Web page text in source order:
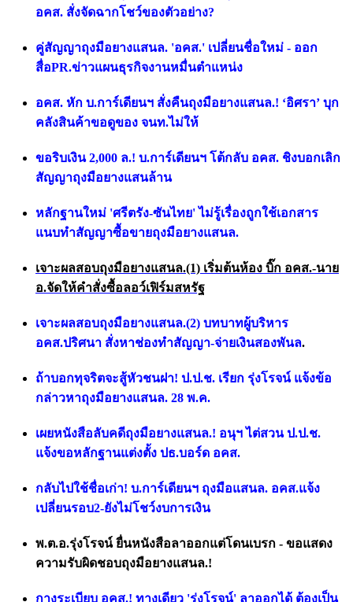
อคส. สั่งจัดฉากโชว์ของตัวอย่าง?
คู่สัญญาถุงมือยางแสนล. 'อคส.' เปลี่ยนชื่อใหม่ - ออก
สื่อPR.ข่าวแผนธุรกิจงานหมื่นตำแหน่ง
อคส. หัก บ.การ์เดียนฯ สั่งคืนถุงมือยางแสนล.! ‘อิศรา’ บุก
คลังสินค้าขอดูของ จนท.ไม่ให้
ขอริบเงิน 2,000 ล.! บ.การ์เดียนฯ โต้กลับ อคส. ชิงบอกเลิก
สัญญาถุงมือยางแสนล้าน
หลักฐานใหม่ 'ศรีตรัง-ซันไทย' ไม่รู้เรื่องถูกใช้เอกสาร
แนบทำสัญญาซื้อขายถุงมือยางแสนล.
เจาะผลสอบถุงมือยางแสนล.(1) เริ่มต้นห้อง บิ๊ก อคส.-นาย
อ.จัดให้คำสั่งซื้อลอว์เฟิร์มสหรัฐ
เจาะผลสอบถุงมือยางแสนล.(2) บทบาทผู้บริหาร
อคส.ปริศนา สั่งหาช่องทำสัญญา-จ่ายเงินสองพันล.
ถ้าบอกทุจริตจะสู้หัวชนฝา! ป.ป.ช. เรียก รุ่งโรจน์ แจ้งข้อ
กล่าวหาถุงมือยางแสนล. 28 พ.ค.
เผยหนังสือลับคดีถุงมือยางแสนล.! อนุฯ ไต่สวน ป.ป.ช.
แจ้งขอหลักฐานแต่งตั้ง ปธ.บอร์ด อคส.
กลับไปใช้ชื่อเก่า! บ.การ์เดียนฯ ถุงมือแสนล. อคส.แจ้ง
เปลี่ยนรอบ2-ยังไม่โชว์งบการเงิน
พ.ต.อ.รุ่งโรจน์ ยื่นหนังสือลาออกแต่โดนเบรก - ขอแสดง
ความรับผิดชอบถุงมือยางแสนล.!
กางระเบียบ อคส.! ทางเดียว 'รุ่งโรจน์' ลาออกได้ ต้องเป็น